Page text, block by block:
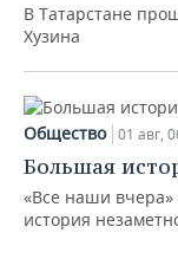
В Татарстане
Хузина
Общество 01 авг,
Большая
«Все наши вчера»
история